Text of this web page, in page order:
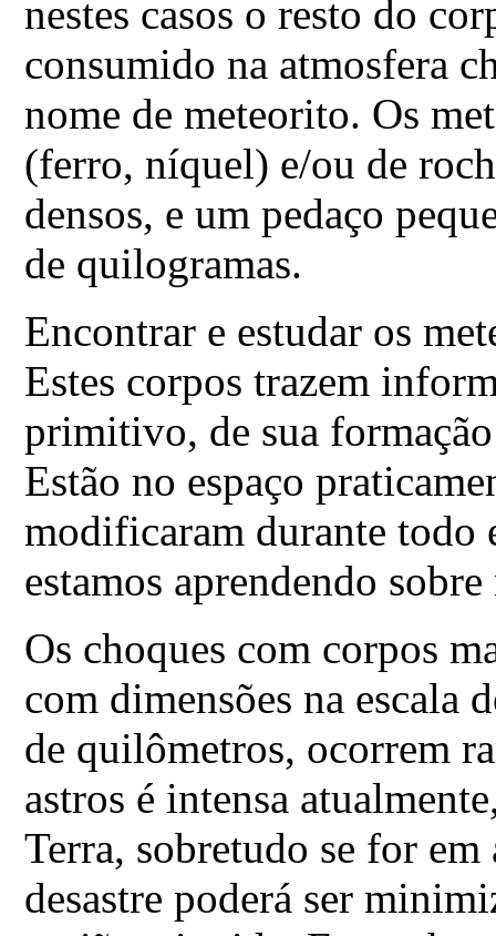
nestes casos o resto do
consumido na atmosfera
nome de meteorito. Os
(ferro, níquel) e/ou de
densos, e um pedaço
de quilogramas.
Encontrar e estudar os
Estes corpos trazem
primitivo, de sua
Estão no espaço
modificaram durante todo
estamos aprendendo
Os choques com corpos
com dimensões na escala
de quilômetros, ocorrem
astros é intensa
Terra, sobretudo se for
desastre poderá ser